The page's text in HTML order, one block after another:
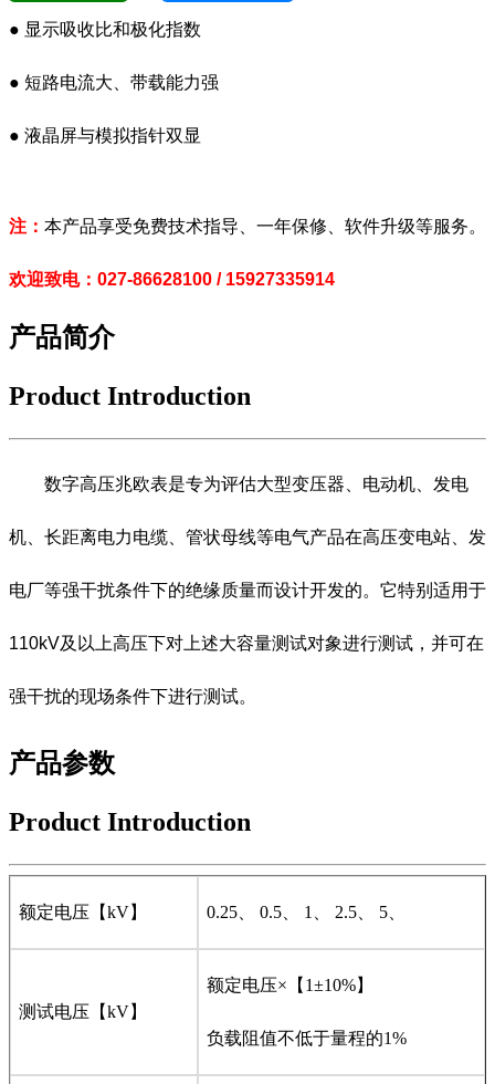
● 显示吸收比和极化指数
● 短路电流大、带载能力强
● 液晶屏与模拟指针双显
注： 本产品享受免费技术指导、一年保修、软件升级等服务。
欢迎致电：027-86628100 / 15927335914
产品简介
Product Introduction
数字高压兆欧表是专为评估大型变压器、电动机、发电
机、长距离电力电缆、管状母线等电气产品在高压变电站、发
电厂等强干扰条件下的绝缘质量而设计开发的。它特别适用于
110kV及以上高压下对上述大容量测试对象进行测试，并可在
强干扰的现场条件下进行测试。
产品参数
Product Introduction
额定电压【kV】 0.25、 0.5、 1、 2.5、 5、
测试电压【kV】
额定电压×【1±10%】
负载阻值不低于量程的1%